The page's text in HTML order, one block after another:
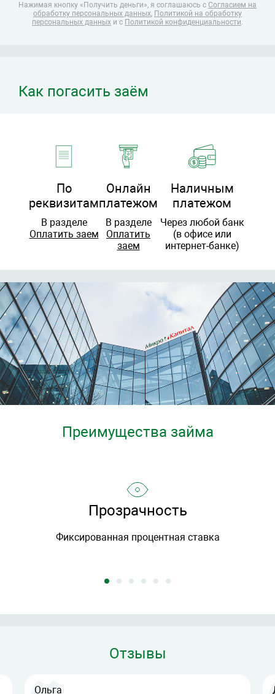
Нажимая кнопку «Получить деньги», я соглашаюсь с Согласием на
обработку персональных данных, Политикой на обработку
персональных данных и с Политикой конфиденциальности.
Как погасить заём
По
реквизитам
В разделе
Оплатить заем
Онлайн
платежом
В разделе
Оплатить
заем
Наличным
платежом
Через любой банк
(в офисе или
интернет-банке)
Преимущества займа
Прозрачность
Фиксированная процентная ставка
Отзывы
Ольга